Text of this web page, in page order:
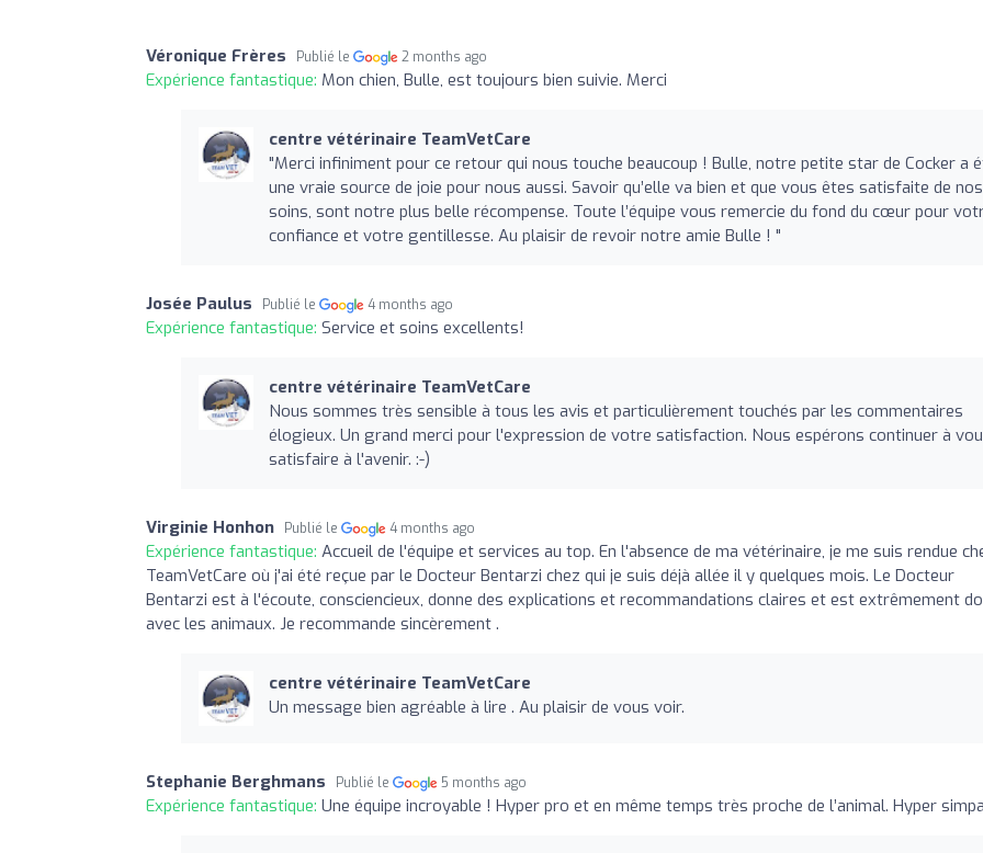
Véronique Frères Publié le 2 months ago
Expérience fantastique: Mon chien, Bulle, est toujours bien suivie. Merci
centre vétérinaire TeamVetCare
"Merci infiniment pour ce retour qui nous touche beaucoup ! Bulle, notre petite star de Cocker a
une vraie source de joie pour nous aussi. Savoir qu’elle va bien et que vous êtes satisfaite de nos
soins, sont notre plus belle récompense. Toute l’équipe vous remercie du fond du cœur pour
confiance et votre gentillesse. Au plaisir de revoir notre amie Bulle ! "
Josée Paulus Publié le 4 months ago
Expérience fantastique: Service et soins excellents!
centre vétérinaire TeamVetCare
Nous sommes très sensible à tous les avis et particulièrement touchés par les commentaires
élogieux. Un grand merci pour l'expression de votre satisfaction. Nous espérons continuer à
satisfaire à l'avenir. :-)
Virginie Honhon Publié le 4 months ago
Expérience fantastique: Accueil de l'équipe et services au top. En l'absence de ma vétérinaire, je me suis rendue
TeamVetCare où j'ai été reçue par le Docteur Bentarzi chez qui je suis déjà allée il y quelques mois. Le Docteur
Bentarzi est à l'écoute, consciencieux, donne des explications et recommandations claires et est extrêmement
avec les animaux. Je recommande sincèrement .
centre vétérinaire TeamVetCare
Un message bien agréable à lire . Au plaisir de vous voir.
Stephanie Berghmans Publié le 5 months ago
Expérience fantastique: Une équipe incroyable ! Hyper pro et en même temps très proche de l’animal. Hyper